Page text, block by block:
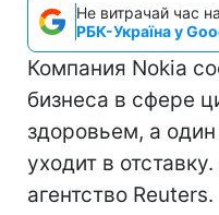
Не витрачай час
РБК-Україна у
Компания Nokia
бизнеса в сфере
здоровьем, а
уходит в
агентство Reuters.